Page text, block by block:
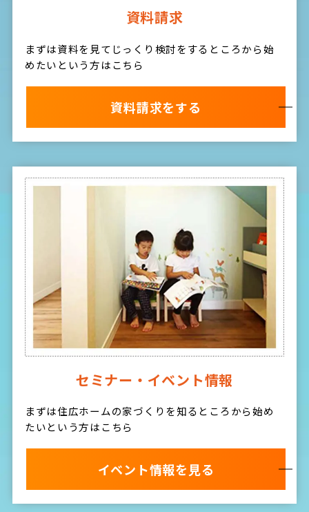
資料請求
まずは資料を見てじっくり検討をするところから始
めたいという方はこちら
資料請求をする
セミナー・イベント情報
まずは住広ホームの家づくりを知るところから始め
たいという方はこちら
イベント情報を見る